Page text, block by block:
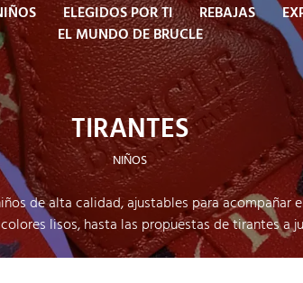
ELEGIDOS POR TI REBAJAS
EL MUNDO DE BRUCLE
TIRANTES
NIÑOS
de alta calidad, ajustables para acompañar
lisos, hasta las propuestas de tirantes a